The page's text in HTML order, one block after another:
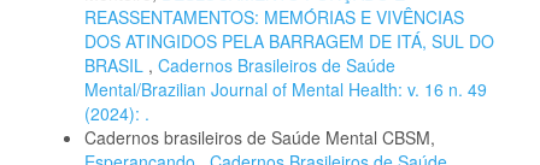
REASSENTAMENTOS: MEMÓRIAS E VIVÊNCIAS
DOS ATINGIDOS PELA BARRAGEM DE ITÁ, SUL DO
BRASIL , Cadernos Brasileiros de Saúde
Mental/Brazilian Journal of Mental Health: v. 16 n. 49
(2024): .
Cadernos brasileiros de Saúde Mental CBSM,